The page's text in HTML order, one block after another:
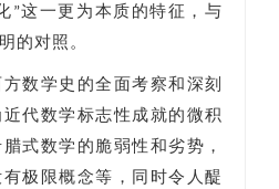
”这一更为本质的特征，与
的对照。
数学史的全面考察和深刻
代数学标志性成就的微积
式数学的脆弱性和劣势，
极限概念等，同时令人醍